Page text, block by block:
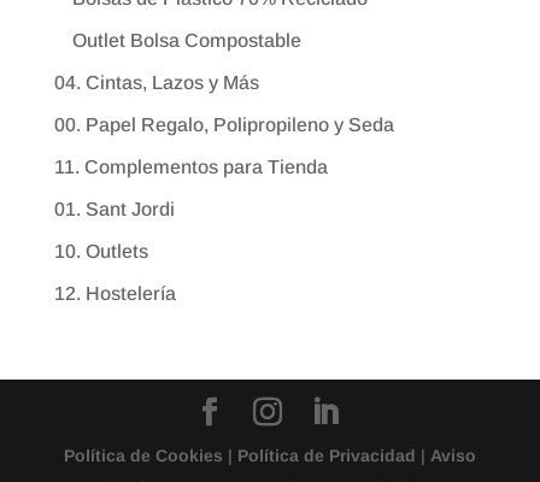
Outlet Bolsa Compostable
04. Cintas, Lazos y Más
00. Papel Regalo, Polipropileno y Seda
11. Complementos para Tienda
01. Sant Jordi
10. Outlets
12. Hostelería
Política de Cookies | Política de Privacidad | Aviso